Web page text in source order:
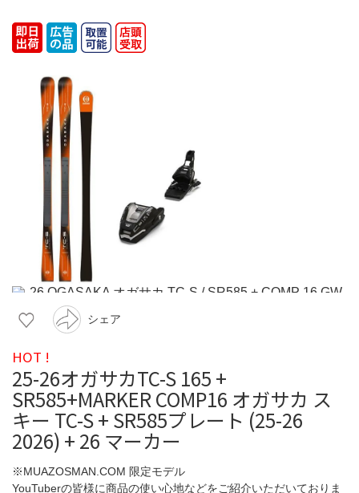
シェア
HOT !
25-26オガサカTC-S 165 +
SR585+MARKER COMP16 オガサカ ス
キー TC-S + SR585プレート (25-26
2026) + 26 マーカー
※MUAZOSMAN.COM 限定モデル
YouTuberの皆様に商品の使い心地などをご紹介いただいておりま